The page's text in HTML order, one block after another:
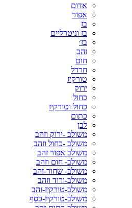
אדום
אפור
בז
בז וניטרליים
בז׳
זהב
חום
חרדל
טורקיז
ירוק
כחול
כחול וטורקיז
כתום
לבן
משולב -ירוק וזהב
משולב -כחול וזהב
משולב אפור זהב
משולב- חום וזהב
משולב- שחור-זהב
משולב-ורוד וזהב
משולב-טורקיז-זהב
משולב-טורקיז-כסף